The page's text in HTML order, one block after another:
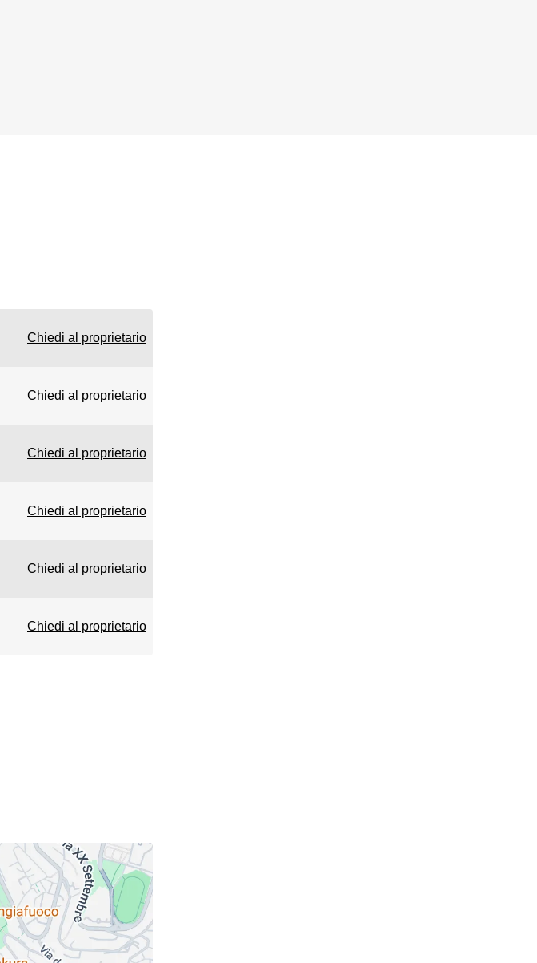
Chiedi al proprietario
Chiedi al proprietario
Chiedi al proprietario
Chiedi al proprietario
Chiedi al proprietario
Chiedi al proprietario